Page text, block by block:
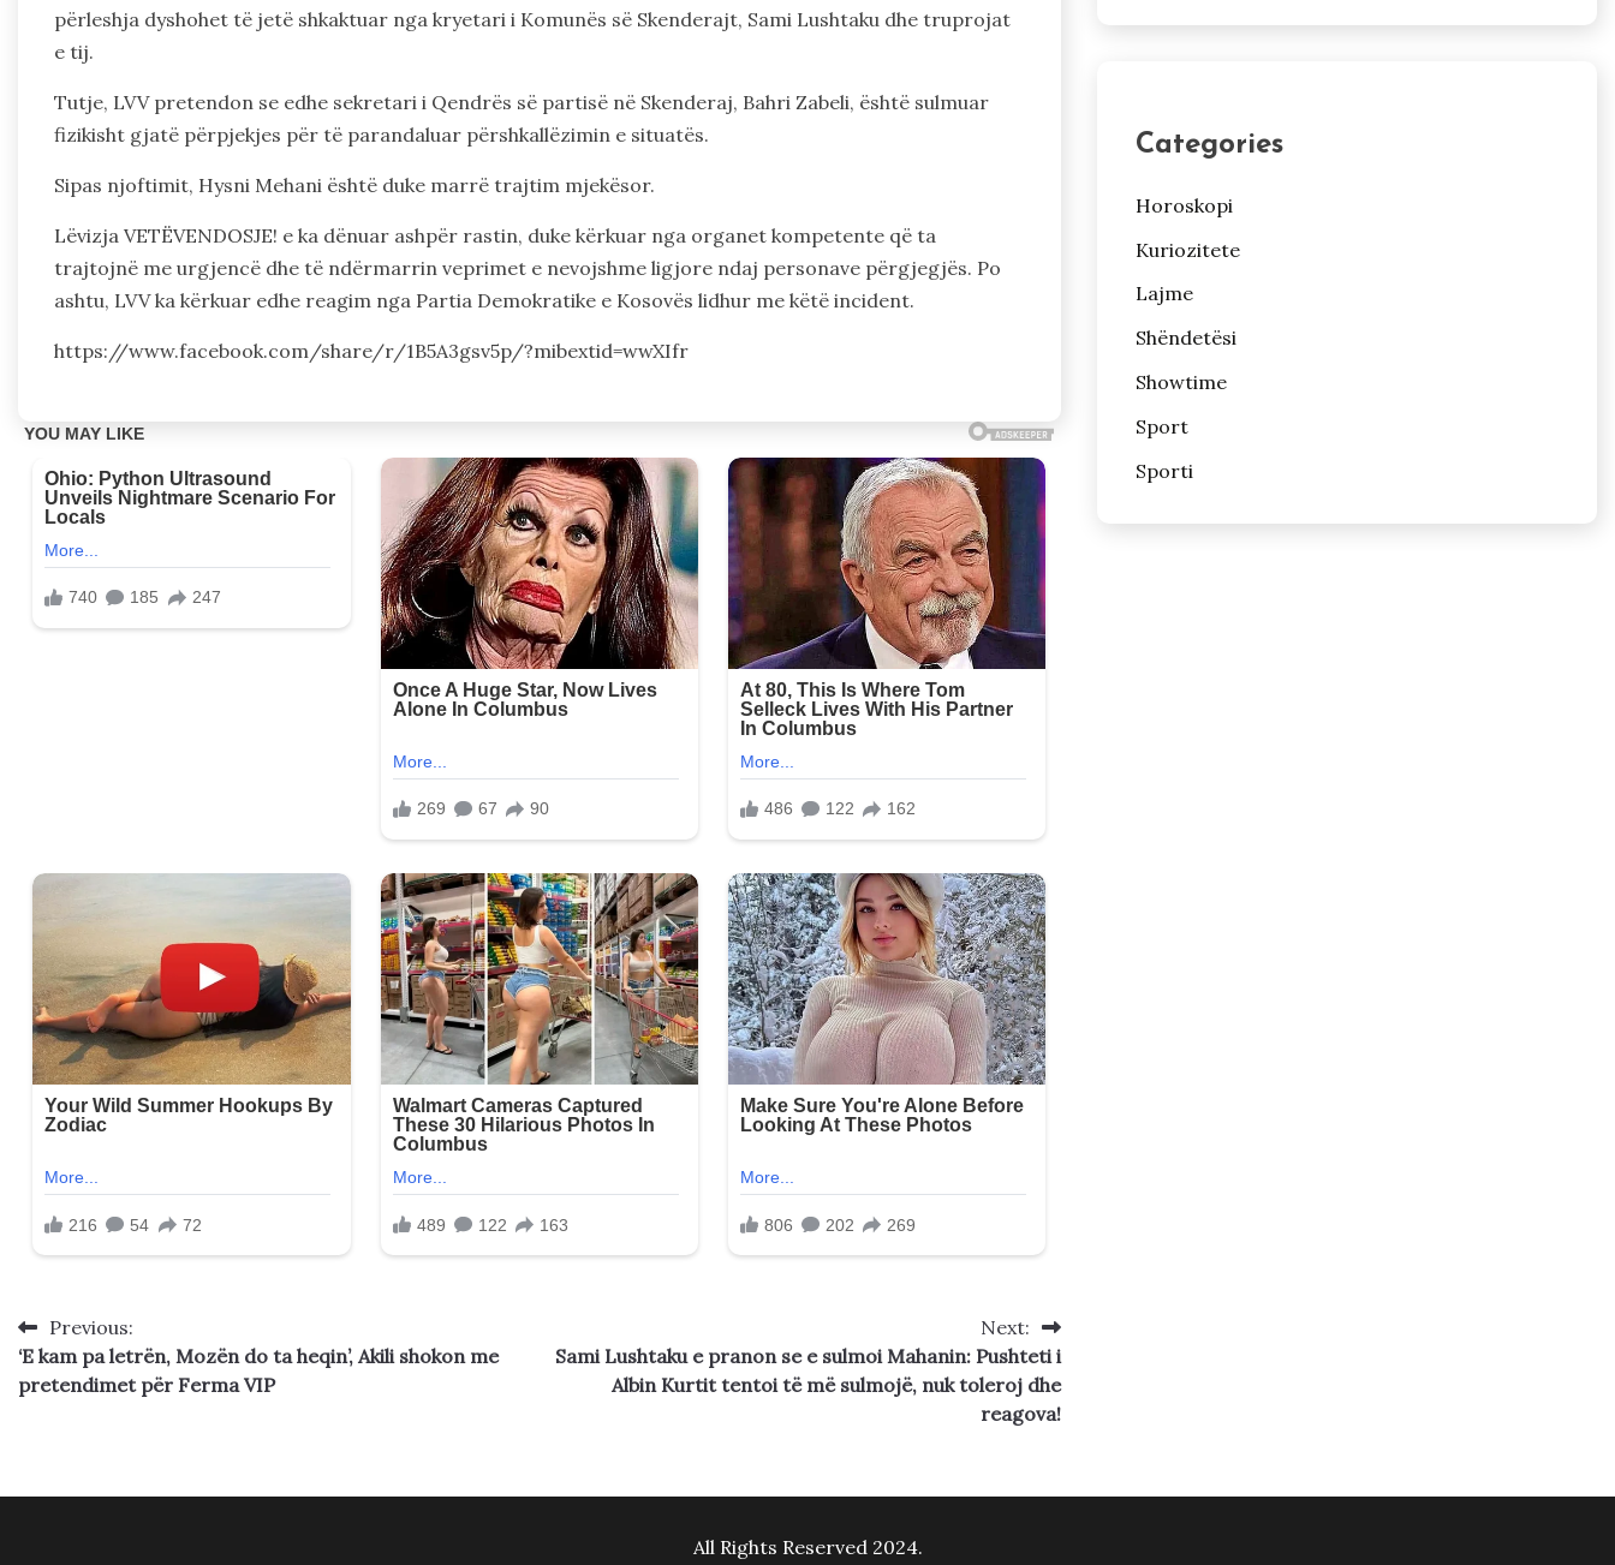
përleshja dyshohet të jetë shkaktuar nga kryetari i Komunës së Skenderajt, Sami Lushtaku dhe truprojat
e tij.
Tutje, LVV pretendon se edhe sekretari i Qendrës së partisë në Skenderaj, Bahri Zabeli, është sulmuar
fizikisht gjatë përpjekjes për të parandaluar përshkallëzimin e situatës.
Sipas njoftimit, Hysni Mehani është duke marrë trajtim mjekësor.
Lëvizja VETËVENDOSJE! e ka dënuar ashpër rastin, duke kërkuar nga organet kompetente që ta
trajtojnë me urgjencë dhe të ndërmarrin veprimet e nevojshme ligjore ndaj personave përgjegjës. Po
ashtu, LVV ka kërkuar edhe reagim nga Partia Demokratike e Kosovës lidhur me këtë incident.
https://www.facebook.com/share/r/1B5A3gsv5p/?mibextid=wwXIfr
Post
navigation
Previous:
‘E kam pa letrën, Mozën do ta heqin’, Akili shokon me
pretendimet për Ferma VIP
Next:
Sami Lushtaku e pranon se e sulmoi Mahanin: Pushteti i
Albin Kurtit tentoi të më sulmojë, nuk toleroj dhe
reagova!
Categories
Horoskopi
Kuriozitete
Lajme
Shëndetësi
Showtime
Sport
Sporti
All Rights Reserved 2024.